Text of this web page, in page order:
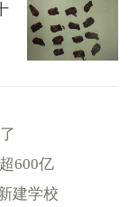
600亿
建学校